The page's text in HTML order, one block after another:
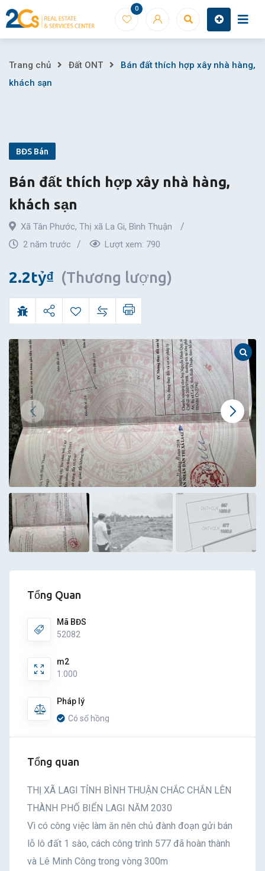
Skip
to
0
Bán
hợp
nhà
hàng,
khách
sạn
Trang chủ Đất ONT
Bán đất thích hợp xây nhà hàng,
khách sạn
BĐS Bán
Bán đất thích hợp xây nhà hàng,
khách sạn
Xã Tân Phước, Thị xã La Gi, Bình Thuận
2 năm trước
Lượt xem: 790
2.2tỷ₫ (Thương lượng)
Tổng Quan
Mã BĐS
52082
m2
1.000
Pháp lý
Có sổ hồng
Tổng quan
THỊ XÃ LAGI TỈNH BÌNH THUẬN CHẮC CHẮN LÊN
THÀNH PHỐ BIỂN LAGI NĂM 2030
Vì có công việc làm ăn nên chủ đành đoạn gửi bán
lỗ lô đất 1 sào, cách công trình 577 đã hoàn thành
và Lê Minh Công trong vòng 300m